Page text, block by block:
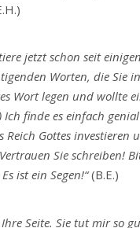
jetzt schon seit
Worten, die Sie
Wort legen und wollte
Ich finde es einfach
Reich Gottes investieren
Sie schreiben!
ist ein Segen!“(B.E.)
Seite. Sie tut mir so